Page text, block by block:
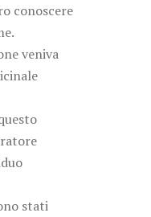
conoscere
veniva
stati